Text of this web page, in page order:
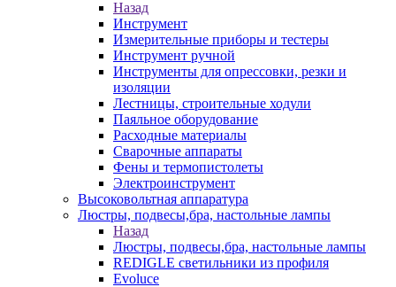
Назад
Инструмент
Измерительные приборы и тестеры
Инструмент ручной
Инструменты для опрессовки, резки и
изоляции
Лестницы, строительные ходули
Паяльное оборудование
Расходные материалы
Сварочные аппараты
Фены и термопистолеты
Электроинструмент
Высоковольтная аппаратура
Люстры, подвесы,бра, настольные лампы
Назад
Люстры, подвесы,бра, настольные лампы
REDIGLE светильники из профиля
Evoluce